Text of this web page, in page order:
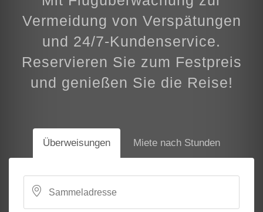
Vermeidung von Verspätungen
und 24/7-Kundenservice.
Reservieren Sie zum Festpreis
und genießen Sie die Reise!
Überweisungen Miete nach Stunden